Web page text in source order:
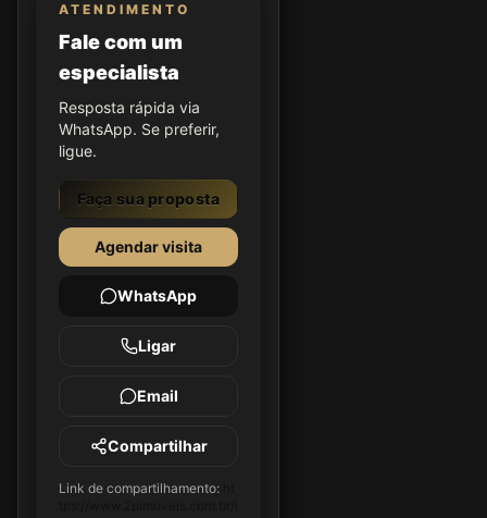
ATENDIMENTO
Fale com um
especialista
Resposta rápida via
WhatsApp. Se preferir,
ligue.
Faça sua proposta
Agendar visita
WhatsApp
Ligar
Email
Compartilhar
Link de compartilhamento: